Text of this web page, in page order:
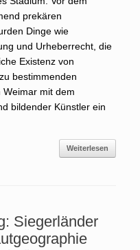
prekären
Dinge wie
und Urheberrecht, die
Existenz von
bestimmenden
mit dem
bildender Künstler ein
Weiterlesen
Siegerländer